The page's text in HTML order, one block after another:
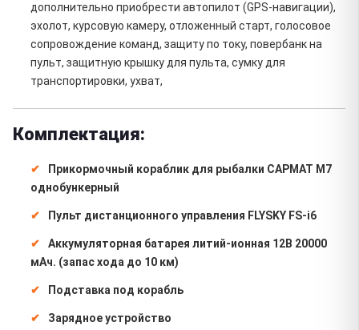
дополнительно приобрести автопилот (GPS-навигации),
эхолот, курсовую камеру, отложенный старт, голосовое
сопровождение команд, защиту по току, повербанк на
пульт, защитную крышку для пульта, сумку для
транспортировки, ухват,
Комплектация:
Прикормочный кораблик для рыбалки САРМАТ М7
однобункерный
Пульт дистанционного управления FLYSKY FS-i6
Аккумуляторная батарея литий-ионная 12В 20000
мАч. (запас хода до 10 км)
Подставка под корабль
Зарядное устройство